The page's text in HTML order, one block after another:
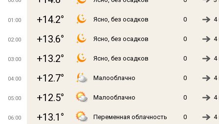
01:00 +14.2° Ясно, без осадков 0 4
02:00 +13.6° Ясно, без осадков 0 4
03:00 +13.2° Ясно, без осадков 0 4
04:00 +12.7° Малооблачно 0 4
05:00 +12.5° Малооблачно 0 4
06:00 +13.1° Переменная облачность 0 4